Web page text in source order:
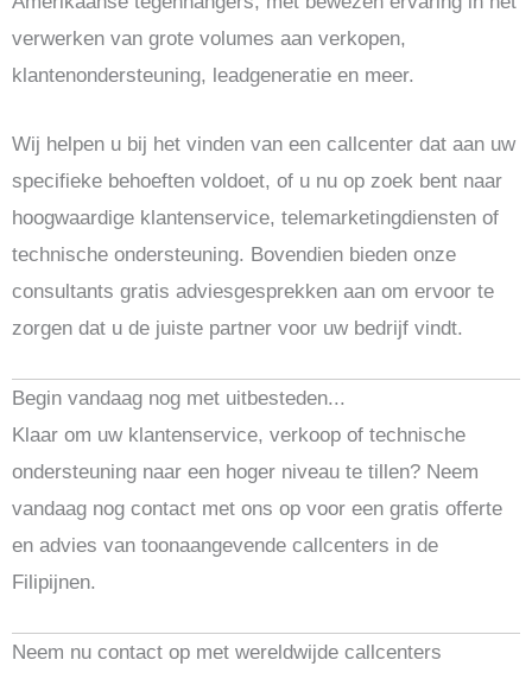
verwerken van grote volumes aan verkopen,
klantenondersteuning, leadgeneratie en meer.
Wij helpen u bij het vinden van een callcenter dat aan uw
specifieke behoeften voldoet, of u nu op zoek bent naar
hoogwaardige klantenservice, telemarketingdiensten of
technische ondersteuning. Bovendien bieden onze
consultants gratis adviesgesprekken aan om ervoor te
zorgen dat u de juiste partner voor uw bedrijf vindt.
Begin vandaag nog met uitbesteden...
Klaar om uw klantenservice, verkoop of technische
ondersteuning naar een hoger niveau te tillen? Neem
vandaag nog contact met ons op voor een gratis offerte
en advies van toonaangevende callcenters in de
Filipijnen.
Neem nu contact op met wereldwijde callcenters